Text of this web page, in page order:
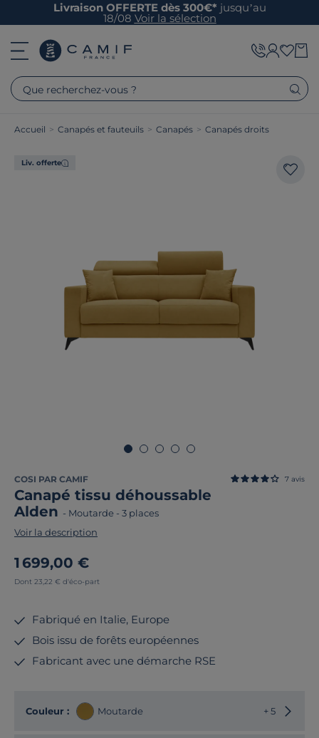
Livraison OFFERTE dès 300€* jusqu’au
18/08 Voir la sélection
Que recherchez-vous ?
Accueil > Canapés et fauteuils > Canapés > Canapés droits
Liv. offerte
COSI PAR CAMIF
Canapé tissu déhoussable
Alden - Moutarde - 3 places
7 avis
Voir la description
1 699,00 €
Dont 23,22 € d'éco-part
Fabriqué en Italie, Europe
Bois issu de forêts européennes
Fabricant avec une démarche RSE
Couleur : Moutarde + 5